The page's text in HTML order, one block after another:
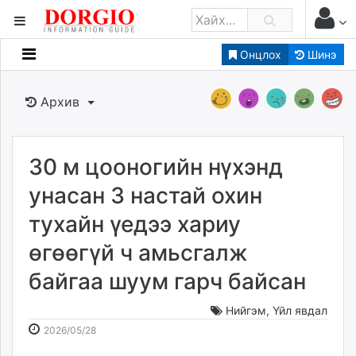
Онцлох Шинэ
Мэдээллийн
Банк санхүү
Бизнес ААН
Төрийн
Нийслэлийн
dorgio.mn
Gogo.mn
news.mn
Baabar.mn
Архив
30 м цооногийн нүхэнд
унасан 3 настай охин
тухайн үедээ хариу
өгөөгүй ч амьсгалж
байгаа шуум гарч байсан
Нийгэм, Үйл явдал
2026/05/282026-
2026-